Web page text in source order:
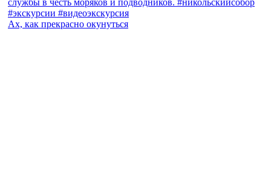
Ах, как прекрасно окунуться